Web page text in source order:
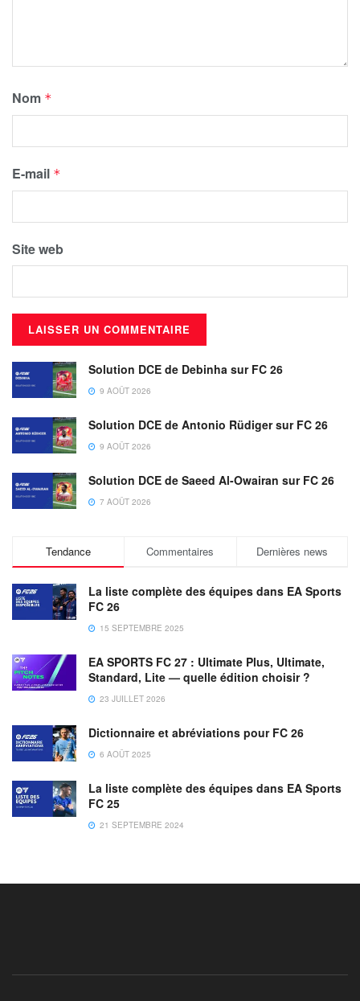
Nom *
E-mail *
Site web
Solution DCE de Debinha sur FC 26
9 AOÛT 2026
Solution DCE de Antonio Rüdiger sur FC 26
9 AOÛT 2026
Solution DCE de Saeed Al-Owairan sur FC 26
7 AOÛT 2026
Tendance Commentaires Dernières news
La liste complète des équipes dans EA Sports
FC 26
15 SEPTEMBRE 2025
EA SPORTS FC 27 : Ultimate Plus, Ultimate,
Standard, Lite — quelle édition choisir ?
23 JUILLET 2026
Dictionnaire et abréviations pour FC 26
6 AOÛT 2025
La liste complète des équipes dans EA Sports
FC 25
21 SEPTEMBRE 2024